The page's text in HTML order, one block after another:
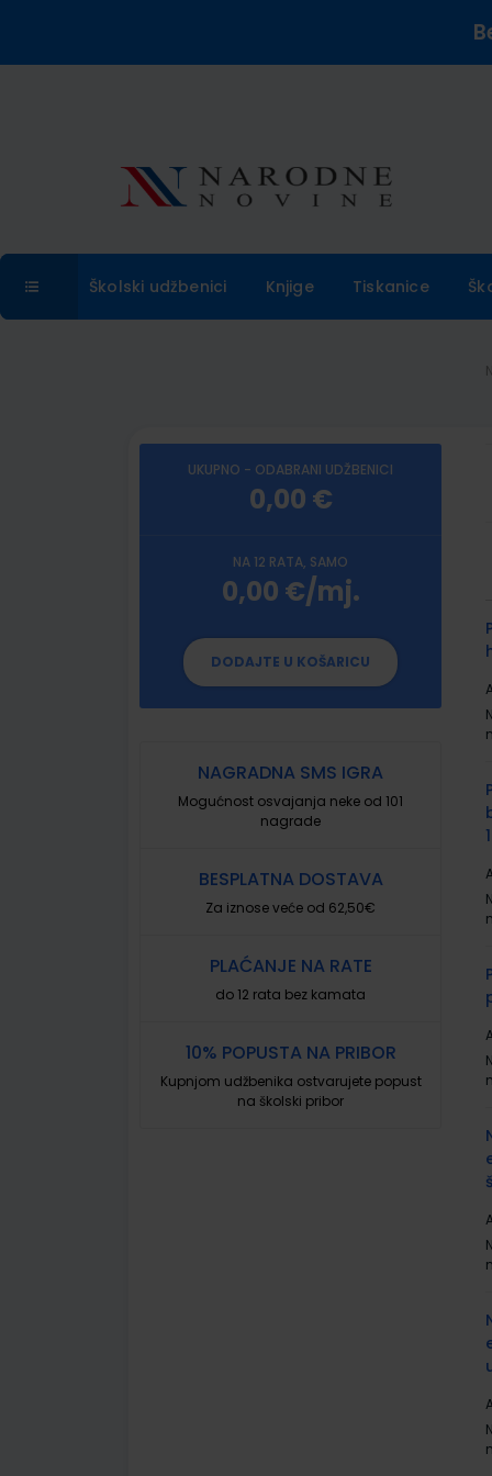
Školski udžbenici Knjige Tiskanice
UKUPNO - ODABRANI UDŽBENICI
0,00 €
NA 12 RATA, SAMO
0,00 €/mj.
DODAJTE U KOŠARICU
NAGRADNA SMS IGRA
Mogućnost osvajanja neke od 101
nagrade
BESPLATNA DOSTAVA
Za iznose veće od 62,50€
PLAĆANJE NA RATE
do 12 rata bez kamata
10% POPUSTA NA PRIBOR
Kupnjom udžbenika ostvarujete popust
na školski pribor